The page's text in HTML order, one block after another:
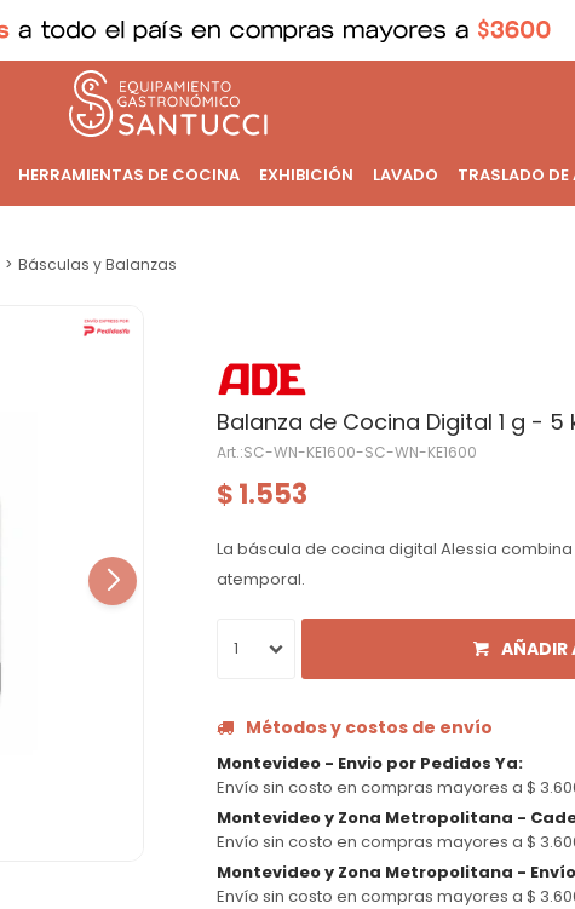
HERRAMIENTAS DE COCINA EXHIBICIÓN LAVADO TRASLADO
Básculas y Balanzas
Balanza de Cocina Digital 1 g - 5
SC-WN-KE1600-SC-WN-KE1600
$ 1.553
La báscula de cocina digital Alessia
atemporal.
1 AÑADIR
Métodos y costos de envío
Montevideo - Envio por Pedidos Ya:
Envío sin costo en compras mayores a $
Montevideo y Zona Metropolitana -
Envío sin costo en compras mayores a $
Montevideo y Zona Metropolitana -
Envío sin costo en compras mayores a $